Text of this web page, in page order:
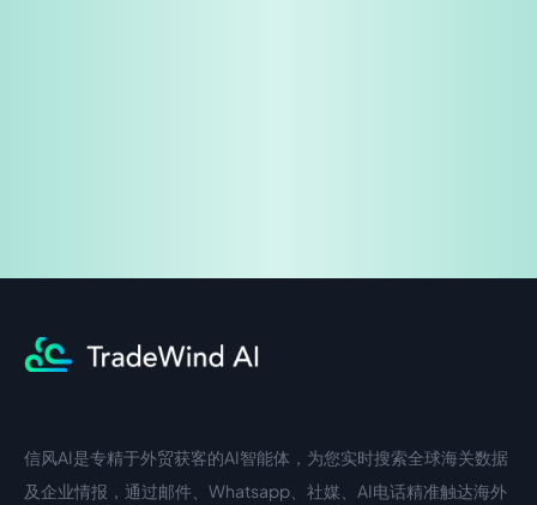
中文入口
信风AI是专精于外贸获客的AI智能体，为您实时搜索全球海关数据
及企业情报，通过邮件、Whatsapp、社媒、AI电话精准触达海外